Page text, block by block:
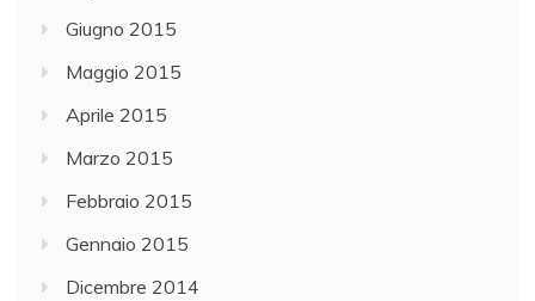
Giugno 2015
Maggio 2015
Aprile 2015
Marzo 2015
Febbraio 2015
Gennaio 2015
Dicembre 2014